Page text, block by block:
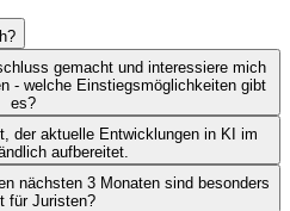
- welche Einstiegsmöglichkeiten gibt
es?
aufbereitet.
für Juristen?